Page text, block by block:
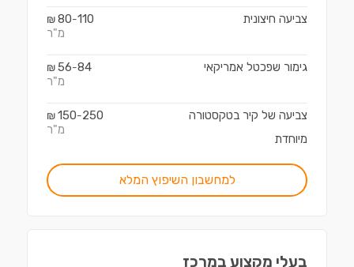
צביעה חיצונית 80-110
₪
מ"ר
גימור שפכטל אמריקאי 56-84
₪
מ"ר
צביעה של קיר בטקסטורה
מיוחדת
150-250
₪
מ"ר
למחשבון השיפוץ המלא
בעלי מקצוע במרכז